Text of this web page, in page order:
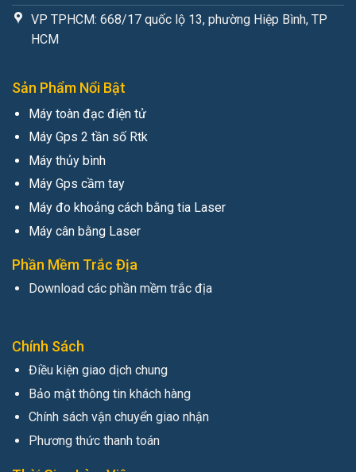
VP TPHCM: 668/17 quốc lộ 13, phường Hiệp Bình, TP
HCM
Sản Phẩm Nổi Bật
Máy toàn đạc điện tử
Máy Gps 2 tần số Rtk
Máy thủy bình
Máy Gps cầm tay
Máy đo khoảng cách bằng tia Laser
Máy cân bằng Laser
Phần Mềm Trắc Địa
Download các phần mềm trắc địa
Chính Sách
Điều kiện giao dịch chung
Bảo mật thông tin khách hàng
Chính sách vận chuyển giao nhận
Phương thức thanh toán